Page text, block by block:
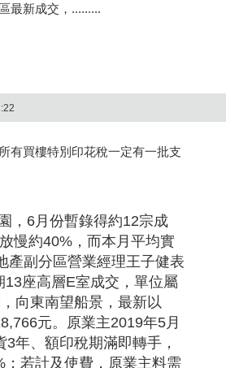
最新成交，.........
有買樓特別印花稅一定有一批支
，6月份暫錄得約12宗成
慢約40%，而本月平均實
產副分區營業經理王子健表
座高層E室成交，單位屬
向東南望船景，最新以
元。原業主2019年5月
年、額印稅期滿即轉手，
若計及使費，原業主料需